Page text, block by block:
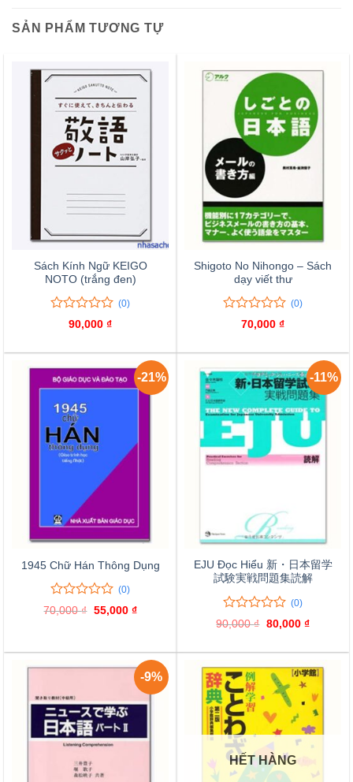
SẢN PHẨM TƯƠNG TỰ
Sách Kính Ngữ KEIGO
NOTO (trắng đen)
giá
(0)
90,000 ₫
Shigoto No Nihongo – Sách
dạy viết thư
giá
(0)
70,000 ₫
-21%
1945 Chữ Hán Thông Dụng
0
trên
0
(0)
70,000₫ Giá
55,000 ₫Giá
55,000 ₫.
-11%
EJU Đọc Hiểu 新・日本留学
試験実戦問題集読解
0
trên
0
giá
(0)
90,000₫ Giá
90,000 ₫.
80,000 ₫Giá
là:
80,000
-9%
HẾT HÀNG